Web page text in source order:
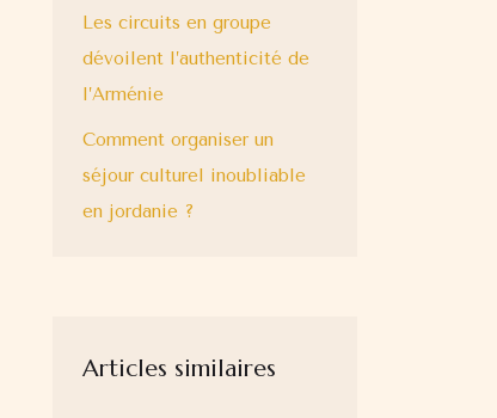
Les circuits en groupe
dévoilent l’authenticité de
l’Arménie
Comment organiser un
séjour culturel inoubliable
en jordanie ?
Articles similaires